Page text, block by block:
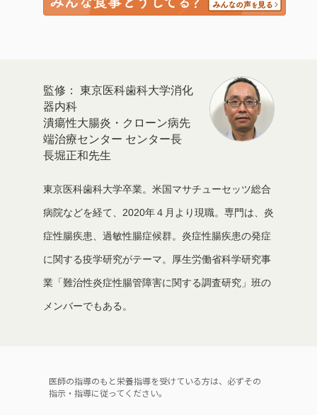
東京医科歯科大学消化
器内科
潰瘍性大腸炎・クローン病先
端治療センター センター長
長堀正和先生
東京医科歯科大学卒業。米国マサチューセッツ総合
病院などを経て、2020年４月より現職。専門は、炎
症性腸疾患、過敏性腸症候群。炎症性腸疾患の発症
に関する疫学研究がテーマ。厚生労働省科学研究事
業「難治性炎症性腸管障害に関する調査研究」班の
メンバーでもある。
医師の指導のもと栄養指導を受けている方は、必ずその
指示・指導に従ってください。